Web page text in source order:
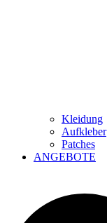
Kleidung
Aufkleber
Patches
ANGEBOTE